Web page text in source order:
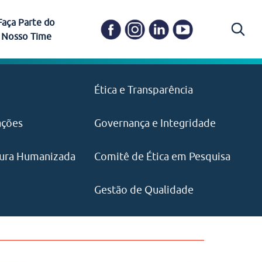
Ética e Transparência
Governança e Integridade
Humanizada Comitê de Ética em Pesquisa
Gestão de Qualidade
Carapicuíba
pelo CEJAM e(11) 97646‑2537
Parte do
Nosso Time
visão e valores?